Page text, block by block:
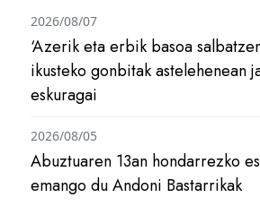
‘Azerik eta erbik basoa
ikusteko gonbitak astelehenean
eskuragai
2026/08/07
Abuztuaren 13an hondarrezko
emango du Andoni Bastarrikak
2026/08/05